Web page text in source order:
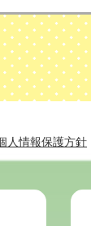
人情報保護方針